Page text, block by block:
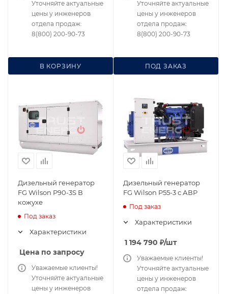
В КОРЗИНУ
Уточняйте актуальные
цены у инженеров
отдела продаж:
8(800) 200-90-73
ПОД ЗАКАЗ
Уточняйте актуальные
цены у инженеров
отдела продаж:
8(800) 200-90-73
Дизельный генератор
FG Wilson P90-3S В
кожухе
Под заказ
Характеристики
Цена по запросу
Уважаемые клиенты!
Уточняйте актуальные
цены у инженеров
Дизельный генератор
FG Wilson P55-3 с АВР
Под заказ
Характеристики
1 194 790 ₽/шт
Уважаемые клиенты!
Уточняйте актуальные
цены у инженеров
отдела продаж: